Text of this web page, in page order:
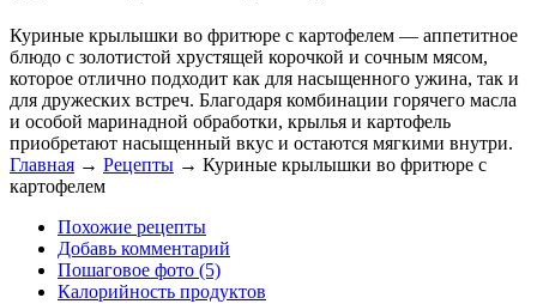
Куриные крылышки во фритюре с картофелем — аппетитное
блюдо с золотистой хрустящей корочкой и сочным мясом,
которое отлично подходит как для насыщенного ужина, так и
для дружеских встреч. Благодаря комбинации горячего масла
и особой маринадной обработки, крылья и картофель
приобретают насыщенный вкус и остаются мягкими внутри.
Главная → Рецепты → Куриные крылышки во фритюре с
картофелем
Похожие рецепты
Добавь комментарий
Пошаговое фото (5)
Калорийность продуктов